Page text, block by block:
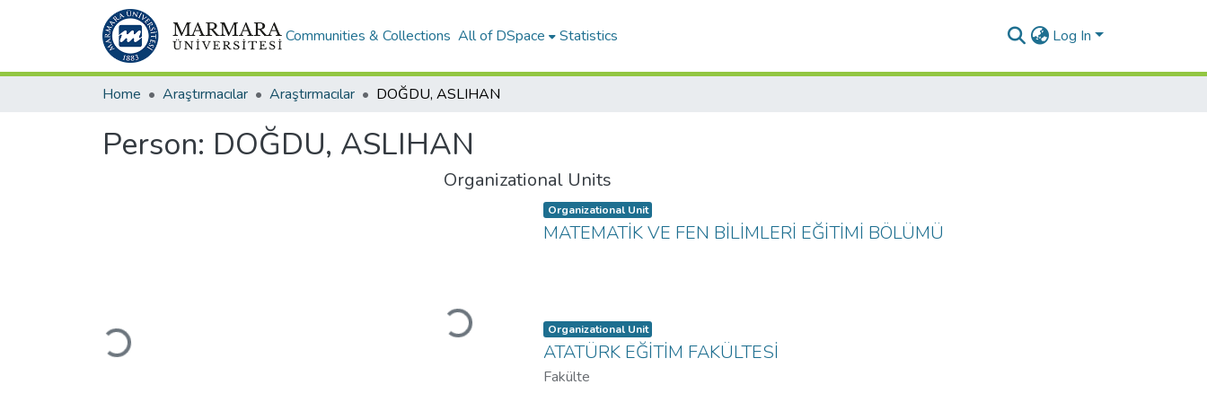
Communities & Collections All of DSpace Statistics Log In
Home Araştırmacılar Araştırmacılar DOĞDU, ASLIHAN
Person: DOĞDU, ASLIHAN
Loading...
Organizational Units
Loading...
Item type:
Organizational Unit ,
MATEMATİK VE FEN BİLİMLERİ EĞİTİMİ BÖLÜMÜ
Item type:
Organizational Unit ,
ATATÜRK EĞİTİM FAKÜLTESİ
Fakülte